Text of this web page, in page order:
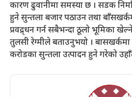
कारण ढुवानीमा समस्या छ । सडक
हुने सुन्तला बजार पठाउन तथा
प्रवद्र्धन गर्न सबैभन्दा ठूलो भूमिका
तुलसी रेग्मीले बताउनुभयो । बासखर्कमा
करोडका सुन्तला उत्पादन हुने गरेको